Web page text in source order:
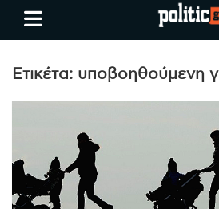
Skip
Ειδήσεις
Θεσσαλονίκη,
όλο τον
politic.gr
Ετικέτα: υποβοηθούμενη